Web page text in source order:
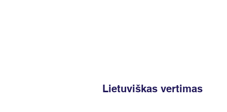
Lietuviškas vertimas